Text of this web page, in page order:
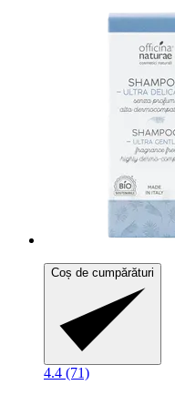
Coș de cumpărături
4.4 (71)